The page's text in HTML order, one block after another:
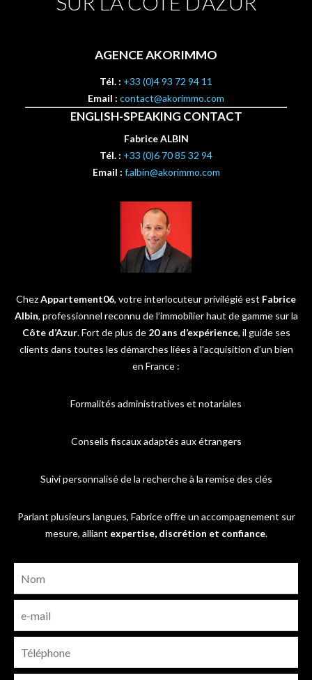
AGENCE AKORIMMO
Tél. : +33 (0)4 93 72 94 11
Email : contact@akorimmo.com
ENGLISH-SPEAKING CONTACT
Fabrice ALBIN
Tél. : +33 (0)6 70 85 32 94
Email : f.albin@akorimmo.com
ChezAppartement06, votre interlocuteur privilégié est Fabrice
Albin, professionnel reconnu de l’immobilier haut de gamme sur la
Côte d’Azur. Fort de plus de 20 ans d’expérience, il guide ses
clients dans toutes les démarches liées à l’acquisition d’un bien
en France :
Formalités administratives et notariales
Conseils fiscaux adaptés aux étrangers
Suivi personnalisé de la recherche à la remise des clés
Parlant plusieurs langues, Fabrice offre un accompagnement sur
mesure, alliant expertise, discrétion et confiance.